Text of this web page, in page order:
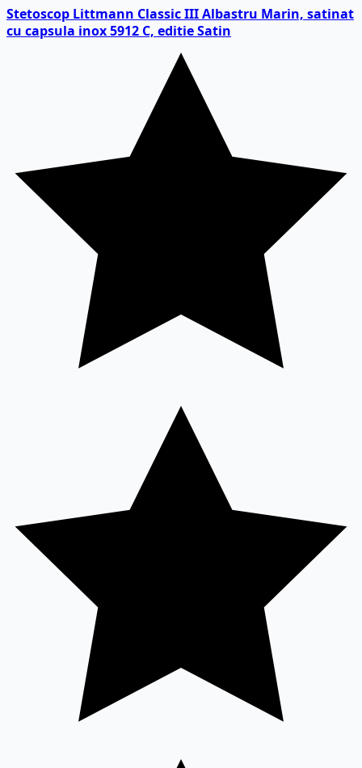
Stetoscop Littmann Classic III Albastru Marin, satinat
cu capsula inox 5912 C, editie Satin